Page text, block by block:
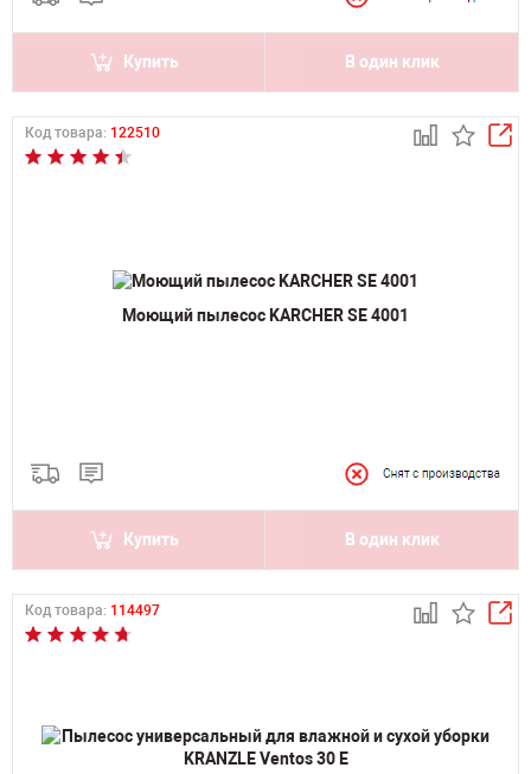
Купить В один клик
Код товара: 122510
Моющий пылесос KARCHER SE 4001
Купить В один клик
Код товара: 114497